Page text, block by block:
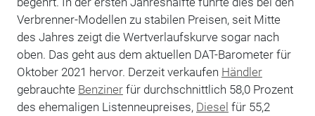
Verbrenner-Modellen zu stabilen Preisen, seit Mitte
des Jahres zeigt die Wertverlaufskurve sogar nach
oben. Das geht aus dem aktuellen DAT-Barometer für
Oktober 2021 hervor. Derzeit verkaufen Händler
gebrauchte Benzinerfür durchschnittlich 58,0 Prozent
des ehemaligen Listenneupreises, Diesel für 55,2